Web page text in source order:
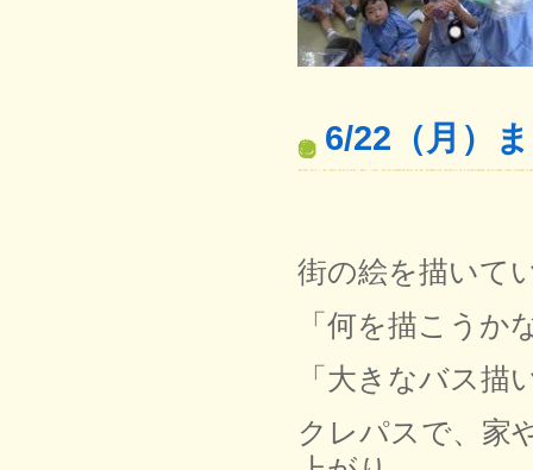
6/22（月）
街の絵を描いて
「何を描こう
「大きなバス
クレパスで、家